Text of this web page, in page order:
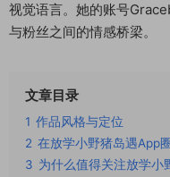
视觉语言。她的账号
与粉丝之间的情感桥梁。
文章目录
1 作品风格与定位
2 在放学小野猪岛遇App
3 为什么值得关注放学小